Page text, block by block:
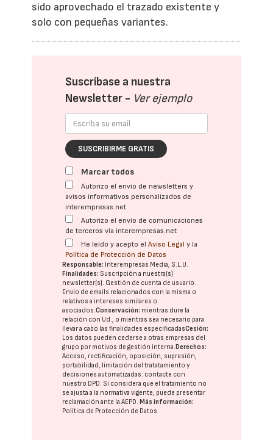
sido aprovechado el trazado existente y
solo con pequeñas variantes.
Suscríbase a nuestra
Newsletter - Ver ejemplo
SUSCRIBIRME GRATIS
Marcar todos
Autorizo el envío de newsletters y
avisos informativos personalizados de
interempresas.net
Autorizo el envío de comunicaciones
de terceros vía interempresas.net
He leído y acepto elAviso Legal y la
Política de Protección de Datos
Responsable: Interempresas Media, S.L.U.
Finalidades: Suscripción a nuestra(s)
newsletter(s). Gestión de cuenta de usuario.
Envío de emails relacionados con la misma o
relativos a intereses similares o
asociados.Conservación: mientras dure la
relación con Ud., o mientras sea necesario para
llevar a cabo las finalidades especificadasCesión:
Los datos pueden cederse a otras empresas del
grupo por motivos de gestión interna. Derechos:
Acceso, rectificación, oposición, supresión,
portabilidad, limitación del tratatamiento y
decisiones automatizadas: contacte con
nuestro DPD. Si considera que el tratamiento no
se ajusta a la normativa vigente, puede presentar
reclamación ante laAEPD. Más información:
Política de Protección de Datos